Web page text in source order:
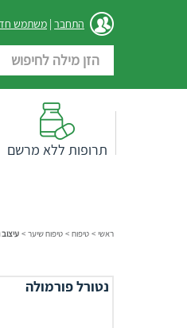
התחבר | משתמש
תרופות ללא מרשם
ראשי > טיפוח > טיפוח שיער >
נטורל פורמולה